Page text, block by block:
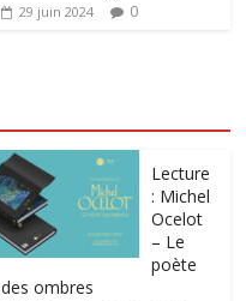
29 juin 2024 0
Lecture
: Michel
Ocelot
– Le
poète
des ombres